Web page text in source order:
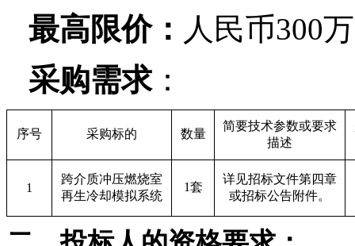
最高限价： 人民币300
采购需求：
序号 采购标的 数量
简要技术参数或要求
描述
1
跨介质冲压燃烧室
再生冷却模拟系统
1套
详见招标文件第四章
或招标公告附件。